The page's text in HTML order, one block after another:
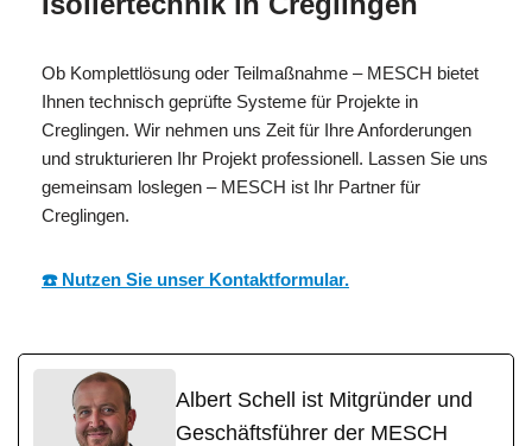
Ob Komplettlösung oder Teilmaßnahme – MESCH bietet
Ihnen technisch geprüfte Systeme für Projekte in
Creglingen. Wir nehmen uns Zeit für Ihre Anforderungen
und strukturieren Ihr Projekt professionell. Lassen Sie uns
gemeinsam loslegen – MESCH ist Ihr Partner für
Creglingen.
☎️ Nutzen Sie unser Kontaktformular.
Albert Schell ist Mitgründer und
Geschäftsführer der MESCH